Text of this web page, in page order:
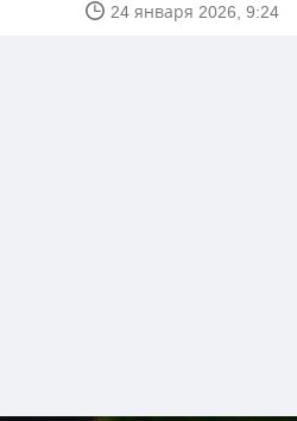
24 января 2026, 9:24